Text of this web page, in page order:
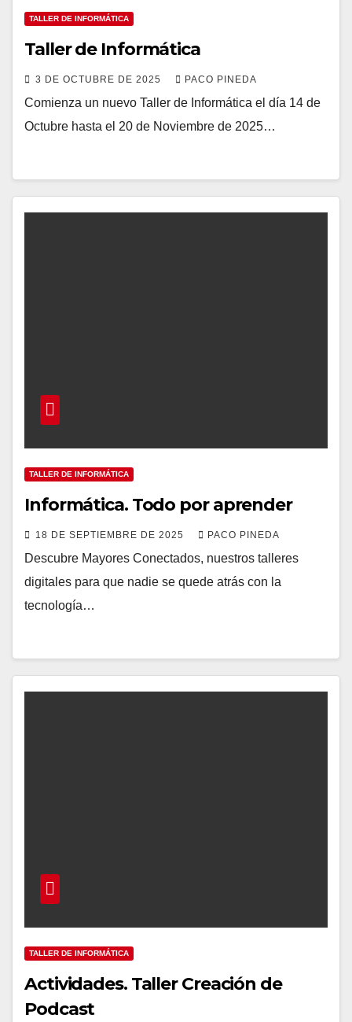
TALLER DE INFORMÁTICA
Taller de Informática
3 DE OCTUBRE DE 2025 PACO PINEDA
Comienza un nuevo Taller de Informática el día 14 de
Octubre hasta el 20 de Noviembre de 2025…
TALLER DE INFORMÁTICA
Informática. Todo por aprender
18 DE SEPTIEMBRE DE 2025 PACO PINEDA
Descubre Mayores Conectados, nuestros talleres
digitales para que nadie se quede atrás con la
tecnología…
TALLER DE INFORMÁTICA
Actividades. Taller Creación de
Podcast